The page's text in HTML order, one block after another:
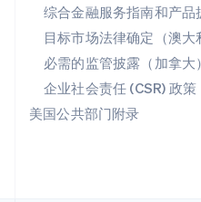
综合金融服务指南和产品
目标市场法律确定（澳大
必需的监管披露（加拿大）
企业社会责任 (CSR) 政策
美国公共部门附录
English
匈牙利
English
意大利
ItalianoEnglish
English